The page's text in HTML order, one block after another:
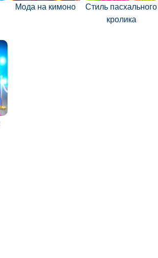
Мода на кимоно
Стиль пасхального
кролика